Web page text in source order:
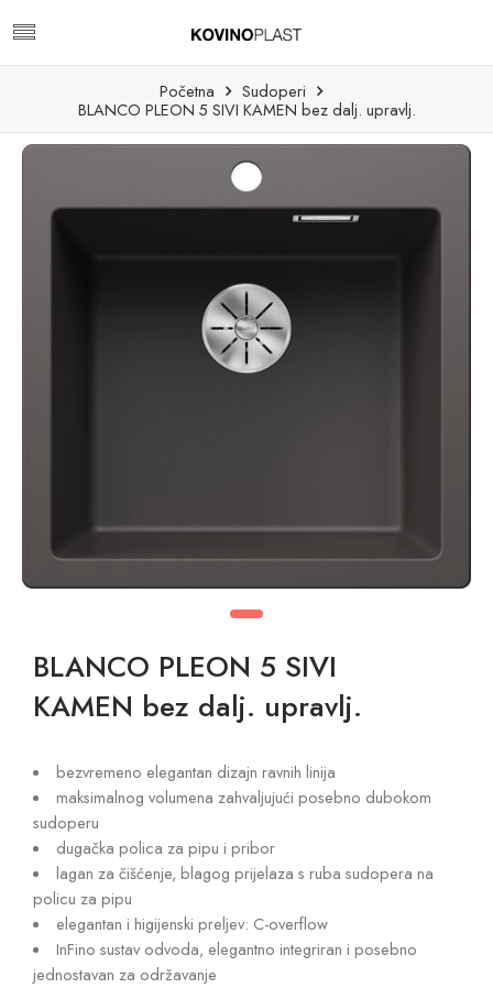
Početna
Sudoperi
BLANCO PLEON 5 SIVI KAMEN bez dalj. upravlj.
BLANCO PLEON 5 SIVI
KAMEN bez dalj. upravlj.
bezvremeno elegantan dizajn ravnih linija
maksimalnog volumena zahvaljujući posebno dubokom
sudoperu
dugačka polica za pipu i pribor
lagan za čišćenje, blagog prijelaza s ruba sudopera na
policu za pipu
elegantan i higijenski preljev: C-overflow
InFino sustav odvoda, elegantno integriran i posebno
jednostavan za održavanje